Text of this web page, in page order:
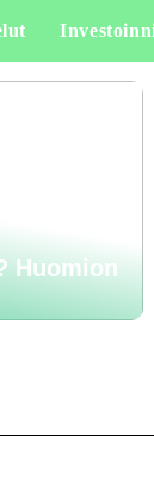
Huomion